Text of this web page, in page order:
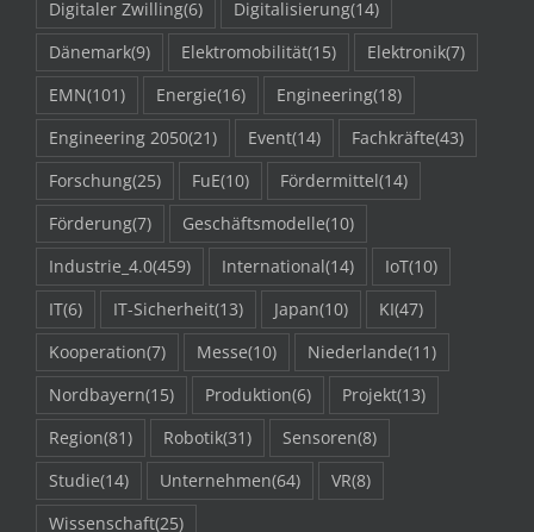
Digitaler Zwilling(6) Digitalisierung(14)
Dänemark(9) Elektromobilität(15) Elektronik(7)
EMN(101) Energie(16) Engineering(18)
Engineering 2050(21) Event(14) Fachkräfte(43)
Forschung(25) FuE(10) Fördermittel(14)
Förderung(7) Geschäftsmodelle(10)
Industrie_4.0(459) International(14) IoT(10)
IT(6) IT-Sicherheit(13) Japan(10) KI(47)
Kooperation(7) Messe(10) Niederlande(11)
Nordbayern(15) Produktion(6) Projekt(13)
Region(81) Robotik(31) Sensoren(8)
Studie(14) Unternehmen(64) VR(8)
Wissenschaft(25)